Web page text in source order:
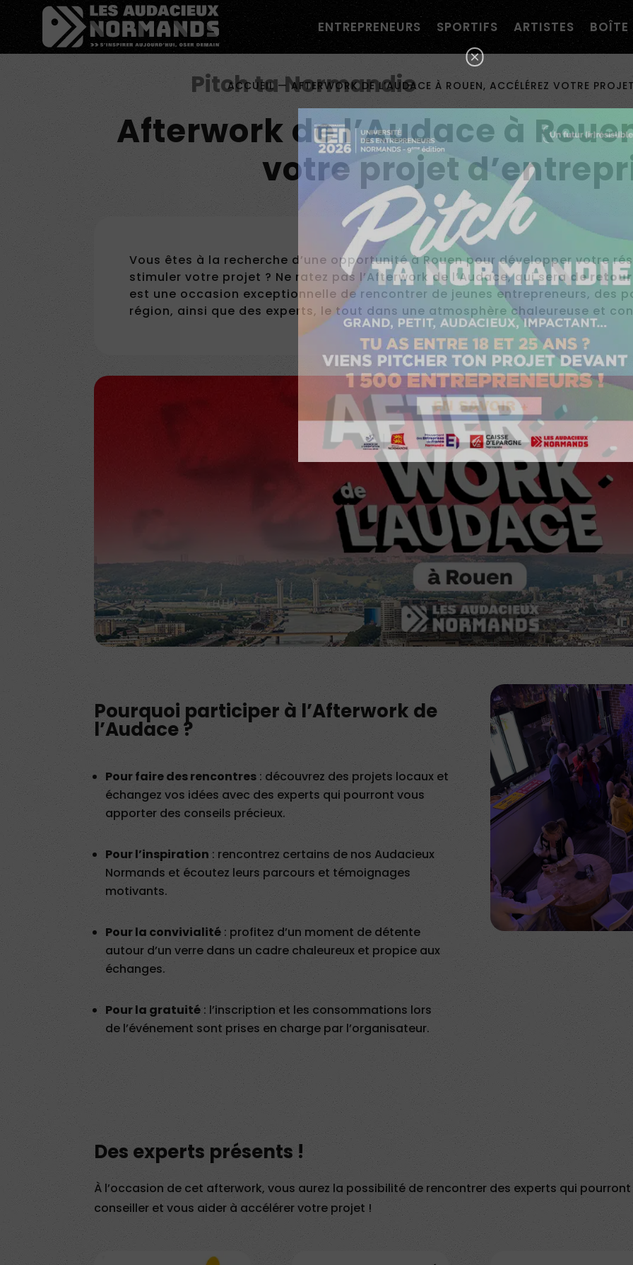
ENTREPRENEURS SPORTIFS ARTISTES BOÎTE
ACCUEIL —AFTERWORK DE L’AUDACE À ROUEN, ACCÉLÉREZ VOTRE
Afterwork de l’Audace à
votre projet
Vous êtes à la recherche d’une opportunité à Rouen pour développer votre
stimuler votre projet ? Ne ratez pas l’Afterwork de l’Audace, qui sera de
est une occasion exceptionnelle de rencontrer de jeunes entrepreneurs, des
région, ainsi que des experts, le tout dans une atmosphère chaleureuse et
Pourquoi participer à l’Afterwork de
l’Audace ?
Pour faire des rencontres: découvrez des projets locaux et
échangez vos idées avec des experts qui pourront vous
apporter des conseils précieux.
Pour l’inspiration : rencontrez certains de nos Audacieux
Normands et écoutez leurs parcours et témoignages
motivants.
Pour la convivialité: profitez d’un moment de détente
autour d’un verre dans un cadre chaleureux et propice aux
échanges.
Pour la gratuité: l’inscription et les consommations lors
de l’événement sont prises en charge par l’organisateur.
Des experts présents !
À l’occasion de cet afterwork, vous aurez la possibilité de rencontrer des experts qui
conseiller et vous aider à accélérer votre projet !
Pitch ta Normandie
×
Êtes-vous d'accord pour activer les cookies pour une navigation personnalisée ?